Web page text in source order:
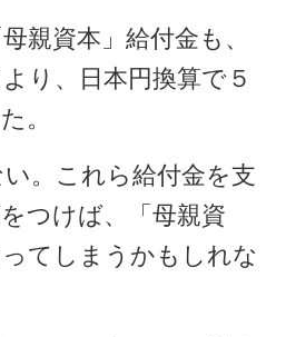
親資本」給付金も、
り、日本円換算で５
。
。これら給付金を支
つけば、「母親資
てしまうかもしれな